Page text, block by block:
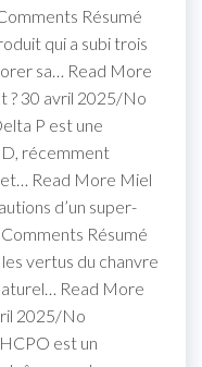
Résumé
qui a subi trois
sa… Read More
? 30 avril 2025/No
P est une
récemment
Read More Miel
d’un super-
Résumé
vertus du chanvre
Read More
2025/No
est un